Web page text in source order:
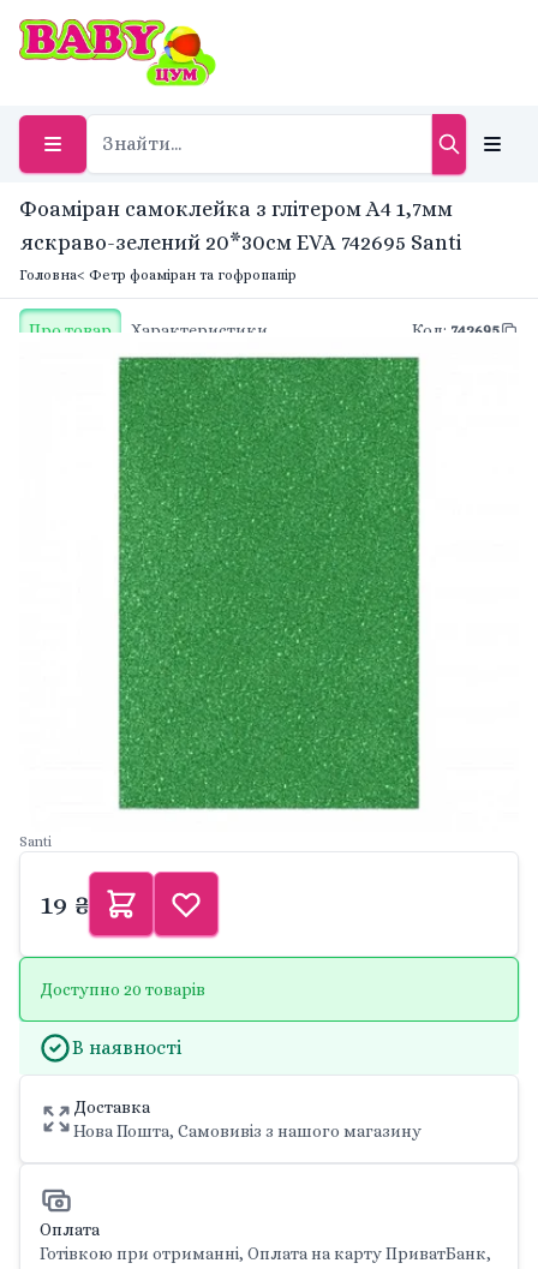
Фоаміран самоклейка з глітером А4 1,7мм
яскраво-зелений 20*30см EVA 742695 Santi
Головна< Фетр фоаміран та гофропапір
Про товар Характеристики Код: 742695
Santi
19 ₴
Доступно 20 товарів
В наявності
Доставка
Нова Пошта, Самовивіз з нашого магазину
Оплата
Готівкою при отриманні, Оплата на карту ПриватБанк,